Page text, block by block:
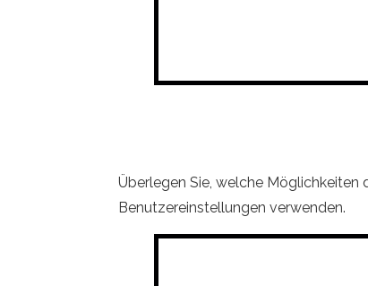
Überlegen Sie, welche Möglichkeiten
Benutzereinstellungen verwenden.